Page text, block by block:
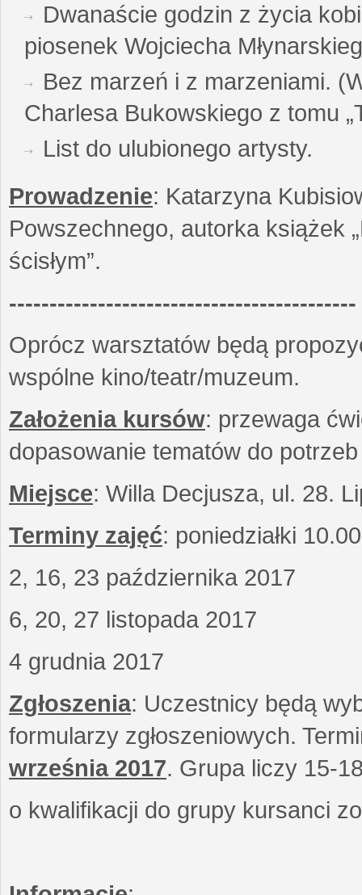
Dwanaście godzin z życia
piosenek Wojciecha
Bez marzeń i z marzeniami.
Charlesa Bukowskiego z tomu
List do ulubionego artysty.
Prowadzenie: Katarzyna
Powszechnego, autorka książek
ścisłym”.
-------------------------------------------
Oprócz warsztatów będą
wspólne kino/teatr/muzeum.
Założenia kursów: przewaga
dopasowanie tematów do
Miejsce: Willa Decjusza, ul. 28.
Terminy zajęć: poniedziałki
2, 16, 23 października 2017
6, 20, 27 listopada 2017
4 grudnia 2017
Zgłoszenia: Uczestnicy będą
formularzy zgłoszeniowych.
września 2017. Grupa liczy 15-
o kwalifikacji do grupy kursanci